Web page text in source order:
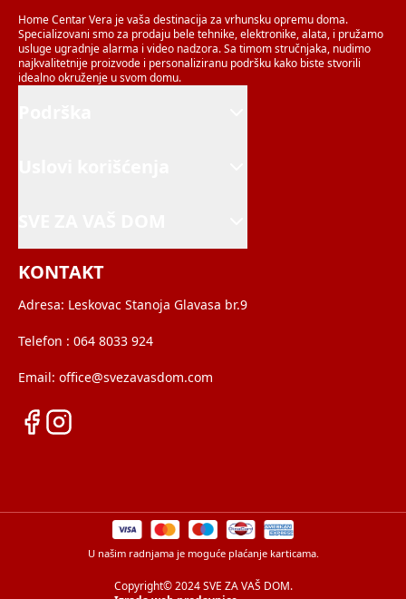
Home Centar Vera je vaša destinacija za vrhunsku opremu doma.
Specializovani smo za prodaju bele tehnike, elektronike, alata, i pružamo
usluge ugradnje alarma i video nadzora. Sa timom stručnjaka, nudimo
najkvalitetnije proizvode i personaliziranu podršku kako biste stvorili
idealno okruženje u svom domu.
KONTAKT
Adresa: Leskovac Stanoja Glavasa br.9
Telefon : 064 8033 924
Email: office@svezavasdom.com
U našim radnjama je moguće plaćanje karticama.
Copyright© 2024 SVE ZA VAŠ DOM.